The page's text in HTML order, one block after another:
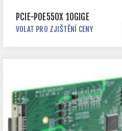
PCIE-POE550X 10GIGE
VOLAT PRO ZJIŠTĚNÍ CENY